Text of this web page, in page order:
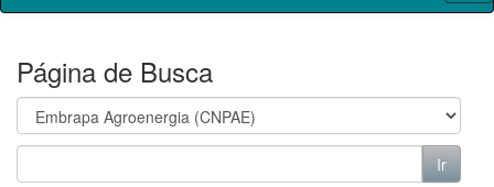
Página de Busca